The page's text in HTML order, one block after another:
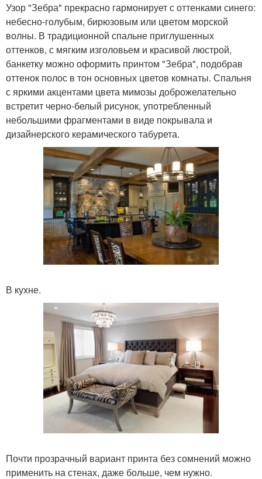
Узор "Зебра" прекрасно гармонирует с оттенками синего:
небесно-голубым, бирюзовым или цветом морской
волны. В традиционной спальне приглушенных
оттенков, с мягким изголовьем и красивой люстрой,
банкетку можно оформить принтом "Зебра", подобрав
оттенок полос в тон основных цветов комнаты. Спальня
с яркими акцентами цвета мимозы доброжелательно
встретит черно-белый рисунок, употребленный
небольшими фрагментами в виде покрывала и
дизайнерского керамического табурета.
В кухне.
Почти прозрачный вариант принта без сомнений можно
применить на стенах, даже больше, чем нужно.